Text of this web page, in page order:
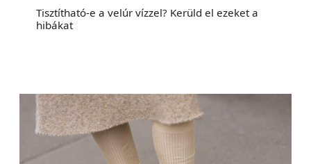
Tisztítható-e a velúr vízzel? Kerüld el ezeket a
hibákat